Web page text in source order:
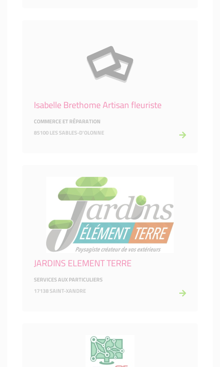
Isabelle Brethome Artisan fleuriste
COMMERCE ET RÉPARATION
85100 LES SABLES-D'OLONNE
JARDINS ELEMENT TERRE
SERVICES AUX PARTICULIERS
17138 SAINT-XANDRE